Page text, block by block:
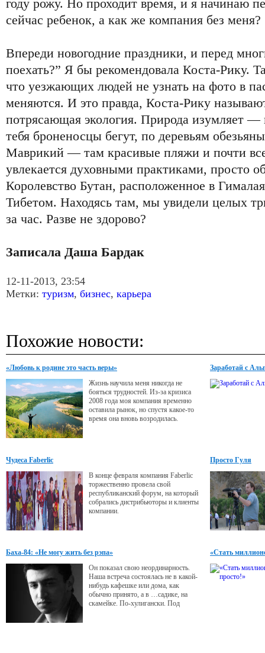
году рожу. Но проходит время, и я начинаю
сейчас ребенок, а как же компания без меня?
Впереди новогодние праздники, и перед
поехать?” Я бы рекомендовала Коста-Рику.
что уезжающих людей не узнать на фото в
меняются. И это правда, Коста-Рику
потрясающая экология. Природа изумляет
тебя броненосцы бегут, по деревьям
Маврикий — там красивые пляжи и почти
увлекается духовными практиками, просто
Королевство Бутан, расположенное в
Тибетом. Находясь там, мы увидели целых
за час. Разве не здорово?
Записала Даша Бардак
12-11-2013, 23:54
Метки: туризм, бизнес, карьера
Похожие новости:
«Любовь к родине это часть веры»
Жизнь научила меня никогда не
бояться трудностей. Из-за кризиса
2008 года моя компания временно
оставила рынок, но спустя какое-то
время она вновь возродилась.
Заработай с
Чудеса Faberlic
В конце февраля компания Faberlic
торжественно провела свой
республиканский форум, на который
собрались дистрибьюторы и клиенты
компании.
Просто Гуля
Баха-84: «Не могу жить без рэпа»
Он показал свою неординарность.
Наша встреча состоялась не в какой-
нибудь кафешке или дома, как
обычно принято, а в …садике, на
скамейке. По-хулигански. Под
«Стать